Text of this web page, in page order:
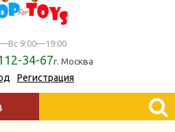
9:00—19:00
34-67г. Москва
Регистрация